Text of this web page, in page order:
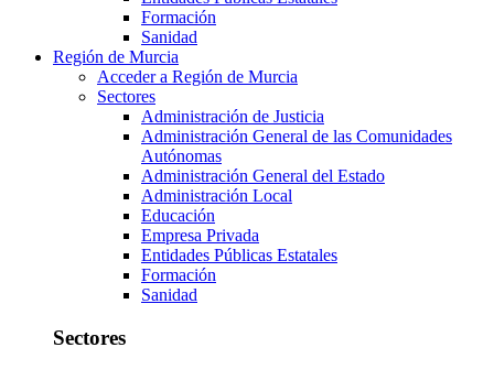
Formación
Sanidad
Región de Murcia
Acceder a Región de Murcia
Sectores
Administración de Justicia
Administración General de las Comunidades
Autónomas
Administración General del Estado
Administración Local
Educación
Empresa Privada
Entidades Públicas Estatales
Formación
Sanidad
Sectores